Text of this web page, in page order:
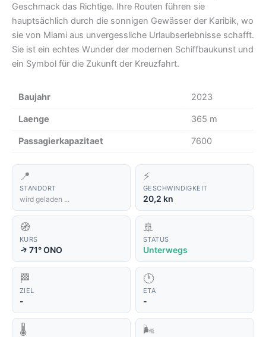
Geschmack das Richtige. Ihre Routen führen sie
hauptsächlich durch die sonnigen Gewässer der Karibik, wo
sie von Miami aus unvergessliche Urlaubserlebnisse schafft.
Sie ist ein echtes Wunder der modernen Schiffbaukunst und
ein Symbol für die Zukunft der Kreuzfahrt.
Baujahr 2023
Laenge 365 m
Passagierkapazitaet 7600
📍
STANDORT
wird geladen ...
⚡
GESCHWINDIGKEIT
20,2 kn
🧭
KURS
↑71° ONO
🚢
STATUS
Unterwegs
🏁
ZIEL
-
🕐
ETA
-
🌡️ 🌬️